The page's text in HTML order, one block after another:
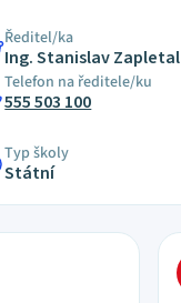
Ředitel/ka
Ing. Stanislav Zapletal
Telefon na ředitele/ku
555 503 100
Typ školy
Státní